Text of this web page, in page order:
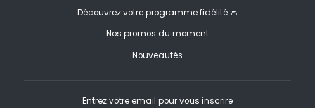
Découvrez votre programme fidélité 👛
Nos promos du moment
Nouveautés
Entrez votre email pour vous inscrire